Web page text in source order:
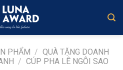
PHẨM / QUÀ TẶNG DOANH
/ CÚP PHA LÊ NGÔI SAO